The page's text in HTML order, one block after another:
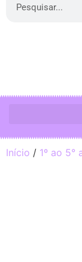
Início / 1º ao 5°